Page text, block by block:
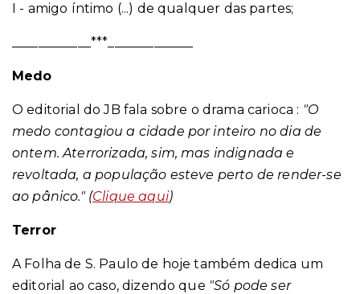
I - amigo íntimo (...) de qualquer das partes;
____________***_____________
Medo
O editorial do JB fala sobre o drama carioca : "O
medo contagiou a cidade por inteiro no dia de
ontem. Aterrorizada, sim, mas indignada e
revoltada, a população esteve perto de render-se
ao pânico." (Clique aqui)
Terror
A Folha de S. Paulo de hoje também dedica um
editorial ao caso, dizendo que "Só pode ser